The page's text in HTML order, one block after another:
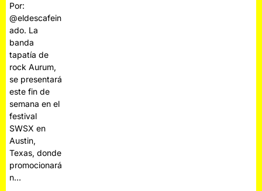
Por:
@eldescafein
ado. La
banda
tapatía de
rock Aurum,
se presentará
este fin de
semana en el
festival
SWSX en
Austin,
Texas, donde
promocionará
n…